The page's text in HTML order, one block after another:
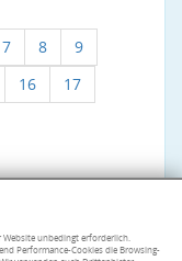
7 8
9
16
17
Website unbedingt erforderlich.
Performance-Cookies die Browsing-